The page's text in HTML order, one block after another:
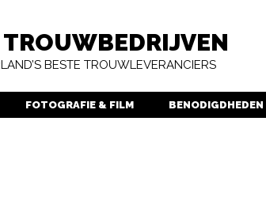
BESTE TROUWLEVERANCIERS
FOTOGRAFIE & FILM BENODIGDHEDEN